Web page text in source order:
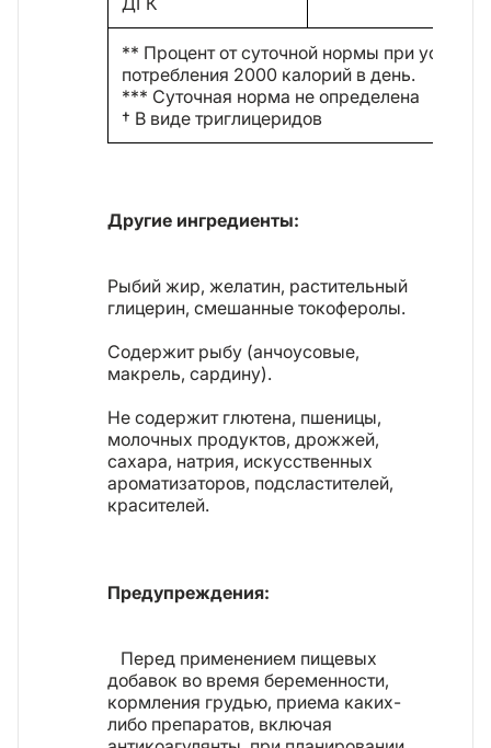
** Процент от суточной нормы при условии
потребления 2000 калорий в день.
*** Суточная норма не определена
† В виде триглицеридов
Другие ингредиенты:
Рыбий жир, желатин, растительный
глицерин, смешанные токоферолы.
Содержит рыбу (анчоусовые,
макрель, сардину).
Не содержит глютена, пшеницы,
молочных продуктов, дрожжей,
сахара, натрия, искусственных
ароматизаторов, подсластителей,
красителей.
Предупреждения:
Перед применением пищевых
добавок во время беременности,
кормления грудью, приема каких-
либо препаратов, включая